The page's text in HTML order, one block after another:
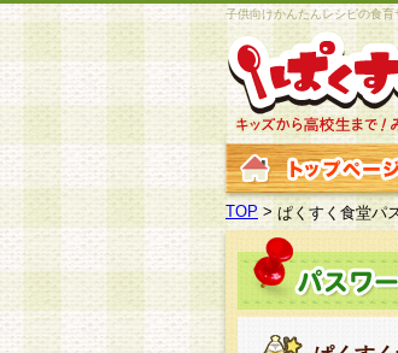
子供向けかんたんレシピの食育
TOP >ぱくすく食堂パ